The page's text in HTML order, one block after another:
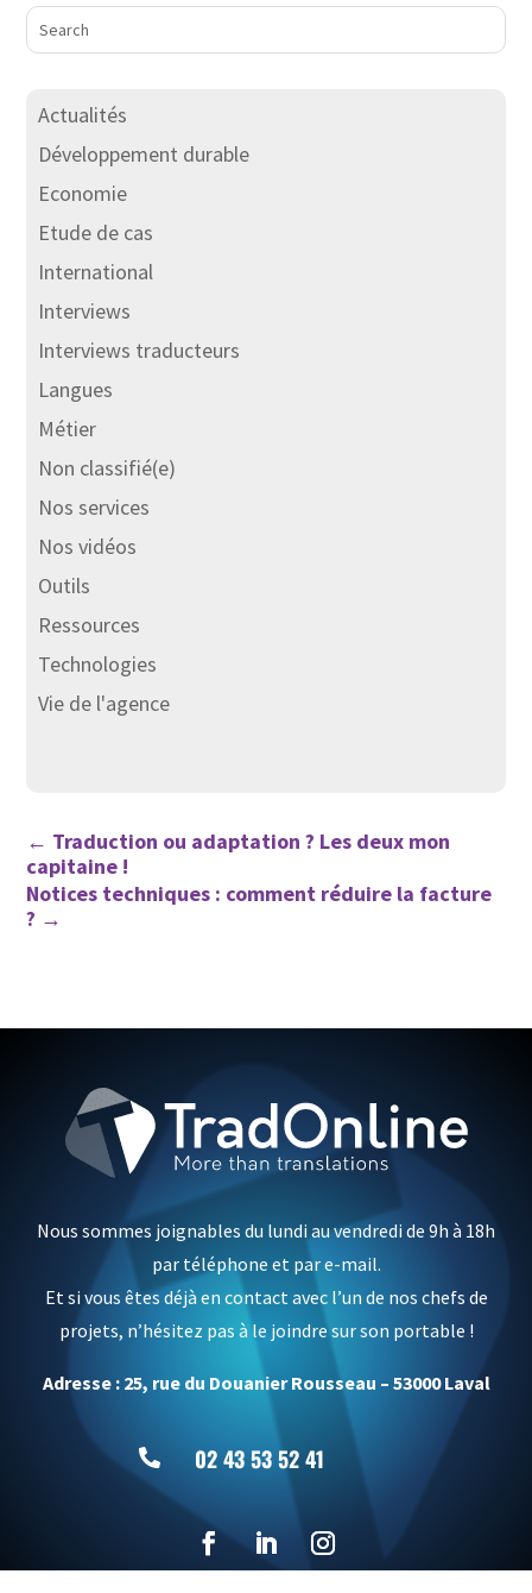
Actualités
Développement durable
Economie
Etude de cas
International
Interviews
Interviews traducteurs
Langues
Métier
Non classifié(e)
Nos services
Nos vidéos
Outils
Ressources
Technologies
Vie de l'agence
← Traduction ou adaptation ? Les deux mon
capitaine !
Notices techniques : comment réduire la facture
? →
Nous sommes joignables du lundi au vendredi de 9h à 18h
par téléphone et par e-mail.
Et si vous êtes déjà en contact avec l’un de nos chefs de
projets, n’hésitez pas à le joindre sur son portable !
Adresse : 25, rue du Douanier Rousseau – 53000 Laval
 02 43 53 52 41